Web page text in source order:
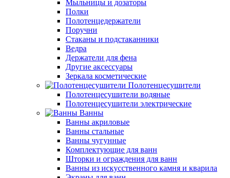
Мыльницы и дозаторы
Полки
Полотенцедержатели
Поручни
Стаканы и подстаканники
Ведра
Держатели для фена
Другие аксессуары
Зеркала косметические
Полотенцесушители
Полотенцесушители водяные
Полотенцесушители электрические
Ванны
Ванны акриловые
Ванны стальные
Ванны чугунные
Комплектующие для ванн
Шторки и ограждения для ванн
Ванны из искусственного камня и кварила